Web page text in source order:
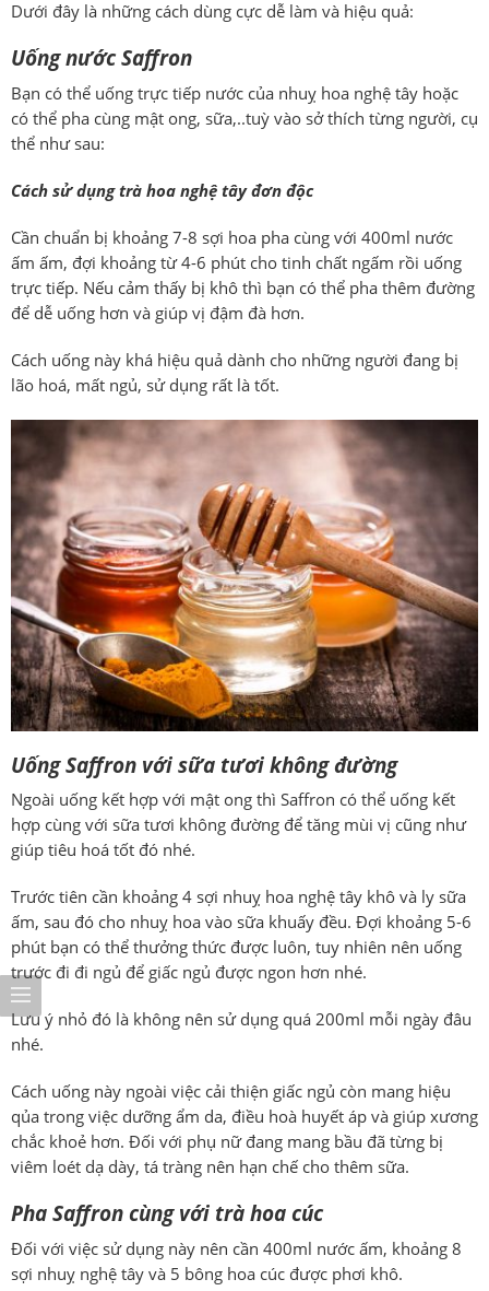
Dưới đây là những cách dùng cực dễ làm và hiệu quả:
Uống nước Saffron
Bạn có thể uống trực tiếp nước của nhuỵ hoa nghệ tây hoặc
có thể pha cùng mật ong, sữa,..tuỳ vào sở thích từng người, cụ
thể như sau:
Cách sử dụng trà hoa nghệ tây đơn độc
Cần chuẩn bị khoảng 7-8 sợi hoa pha cùng với 400ml nước
ấm ấm, đợi khoảng từ 4-6 phút cho tinh chất ngấm rồi uống
trực tiếp. Nếu cảm thấy bị khô thì bạn có thể pha thêm đường
để dễ uống hơn và giúp vị đậm đà hơn.
Cách uống này khá hiệu quả dành cho những người đang bị
lão hoá, mất ngủ, sử dụng rất là tốt.
Uống Saffron với sữa tươi không đường
Ngoài uống kết hợp với mật ong thì Saffron có thể uống kết
hợp cùng với sữa tươi không đường để tăng mùi vị cũng như
giúp tiêu hoá tốt đó nhé.
Trước tiên cần khoảng 4 sợi nhuỵ hoa nghệ tây khô và ly sữa
ấm, sau đó cho nhuỵ hoa vào sữa khuấy đều. Đợi khoảng 5-6
phút bạn có thể thưởng thức được luôn, tuy nhiên nên uống
trước đi đi ngủ để giấc ngủ được ngon hơn nhé.
Lưu ý nhỏ đó là không nên sử dụng quá 200ml mỗi ngày đâu
nhé.
Cách uống này ngoài việc cải thiện giấc ngủ còn mang hiệu
qủa trong việc dưỡng ẩm da, điều hoà huyết áp và giúp xương
chắc khoẻ hơn. Đối với phụ nữ đang mang bầu đã từng bị
viêm loét dạ dày, tá tràng nên hạn chế cho thêm sữa.
Pha Saffron cùng với trà hoa cúc
Đối với việc sử dụng này nên cần 400ml nước ấm, khoảng 8
sợi nhuỵ nghệ tây và 5 bông hoa cúc được phơi khô.